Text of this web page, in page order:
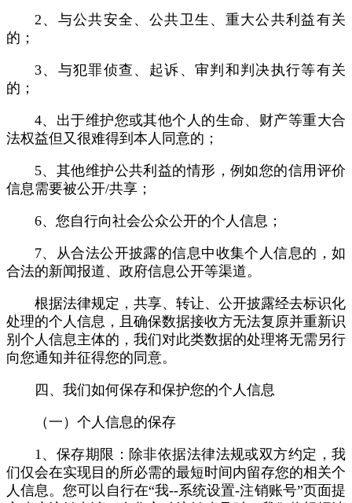
2、与公共安全、公共卫生、重大公共利益有关
的；
3、与犯罪侦查、起诉、审判和判决执行等有关
的；
4、出于维护您或其他个人的生命、财产等重大合
法权益但又很难得到本人同意的；
5、其他维护公共利益的情形，例如您的信用评价
信息需要被公开/共享；
6、您自行向社会公众公开的个人信息；
7、从合法公开披露的信息中收集个人信息的，如
合法的新闻报道、政府信息公开等渠道。
根据法律规定，共享、转让、公开披露经去标识化
处理的个人信息，且确保数据接收方无法复原并重新识
别个人信息主体的，我们对此类数据的处理将无需另行
向您通知并征得您的同意。
四、我们如何保存和保护您的个人信息
（一）个人信息的保存
1、保存期限：除非依据法律法规或双方约定，我
们仅会在实现目的所必需的最短时间内留存您的相关个
人信息。您可以自行在“我--系统设置-注销账号”页面提